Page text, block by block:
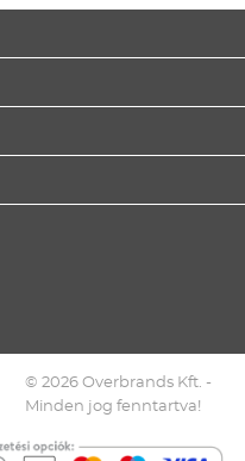
© 2026 Overbrands Kft. -
Minden jog fenntartva!